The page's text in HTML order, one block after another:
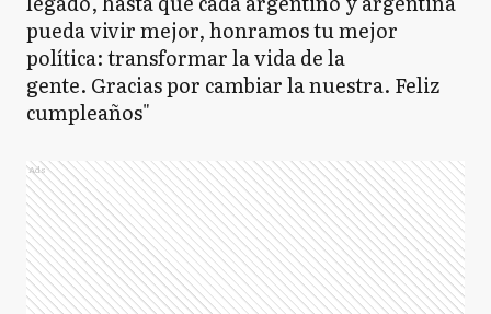
pueda vivir mejor, honramos tu mejor
política: transformar la vida de la
gente. Gracias por cambiar la nuestra. Feliz
cumpleaños"
Ads